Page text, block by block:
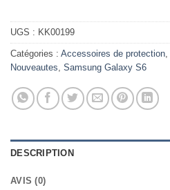
UGS : KK00199
Catégories : Accessoires de protection,
Nouveautes, Samsung Galaxy S6
DESCRIPTION
AVIS (0)